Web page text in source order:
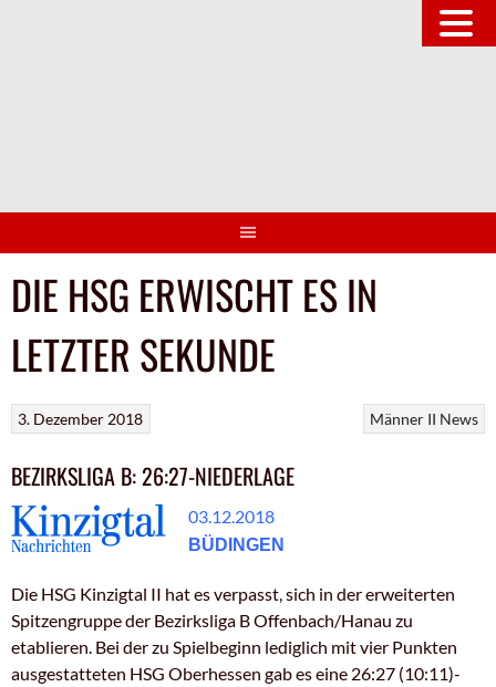
DIE HSG ERWISCHT ES IN
LETZTER SEKUNDE
Männer II News
3. Dezember 2018
BEZIRKSLIGA B: 26:27-NIEDERLAGE
03.12.2018
BÜDINGEN
Die HSG Kinzigtal II hat es verpasst, sich in der erweiterten
Spitzengruppe der Bezirksliga B Offenbach/Hanau zu
etablieren. Bei der zu Spielbeginn lediglich mit vier Punkten
ausgestatteten HSG Oberhessen gab es eine 26:27 (10:11)-